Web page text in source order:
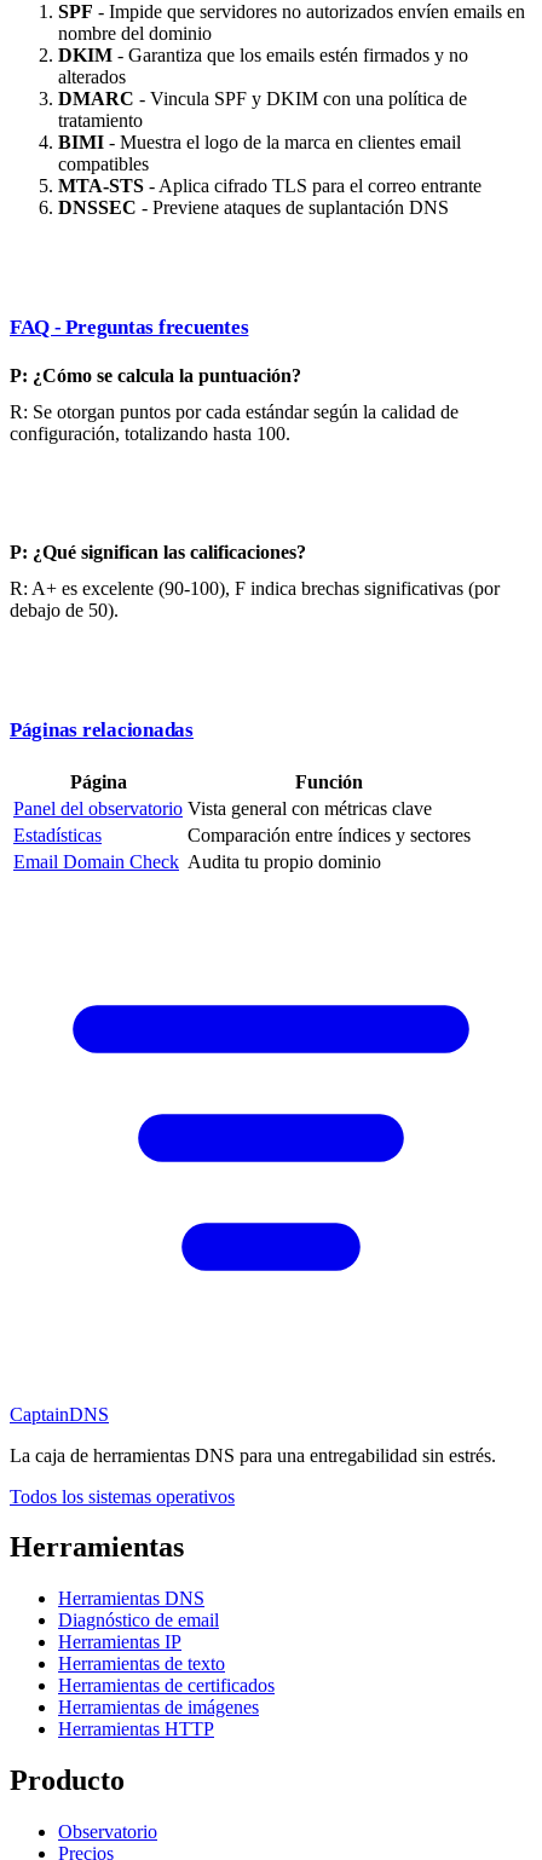
SPF - Impide que servidores no autorizados envíen emails en
nombre del dominio
DKIM - Garantiza que los emails estén firmados y no
alterados
DMARC - Vincula SPF y DKIM con una política de
tratamiento
BIMI - Muestra el logo de la marca en clientes email
compatibles
MTA-STS - Aplica cifrado TLS para el correo entrante
DNSSEC - Previene ataques de suplantación DNS
FAQ - Preguntas frecuentes
P: ¿Cómo se calcula la puntuación?
R: Se otorgan puntos por cada estándar según la calidad de
configuración, totalizando hasta 100.
P: ¿Qué significan las calificaciones?
R: A+ es excelente (90-100), F indica brechas significativas (por
debajo de 50).
Páginas relacionadas
Página
Función
Panel del observatorio Vista general con métricas clave
Estadísticas
Comparación entre índices y sectores
Email Domain Check Audita tu propio dominio
CaptainDNS
La caja de herramientas DNS para una entregabilidad sin estrés.
Todos los sistemas operativos
Herramientas
Herramientas DNS
Diagnóstico de email
Herramientas IP
Herramientas de texto
Herramientas de certificados
Herramientas de imágenes
Herramientas HTTP
Producto
Observatorio
Precios